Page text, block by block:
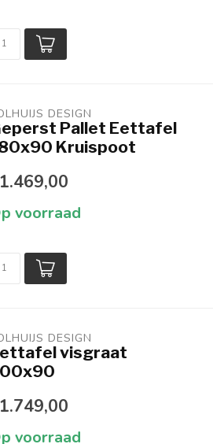
DESIGN
Pallet Eettafel
Kruispoot
voorraad
DESIGN
visgraat
voorraad